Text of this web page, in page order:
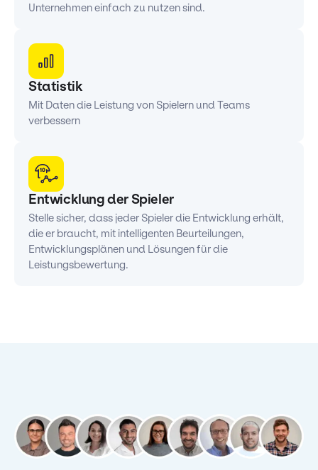
Unternehmen einfach zu nutzen sind.
Statistik
Mit Daten die Leistung von Spielern und Teams
verbessern
Entwicklung der Spieler
Stelle sicher, dass jeder Spieler die Entwicklung erhält,
die er braucht, mit intelligenten Beurteilungen,
Entwicklungsplänen und Lösungen für die
Leistungsbewertung.